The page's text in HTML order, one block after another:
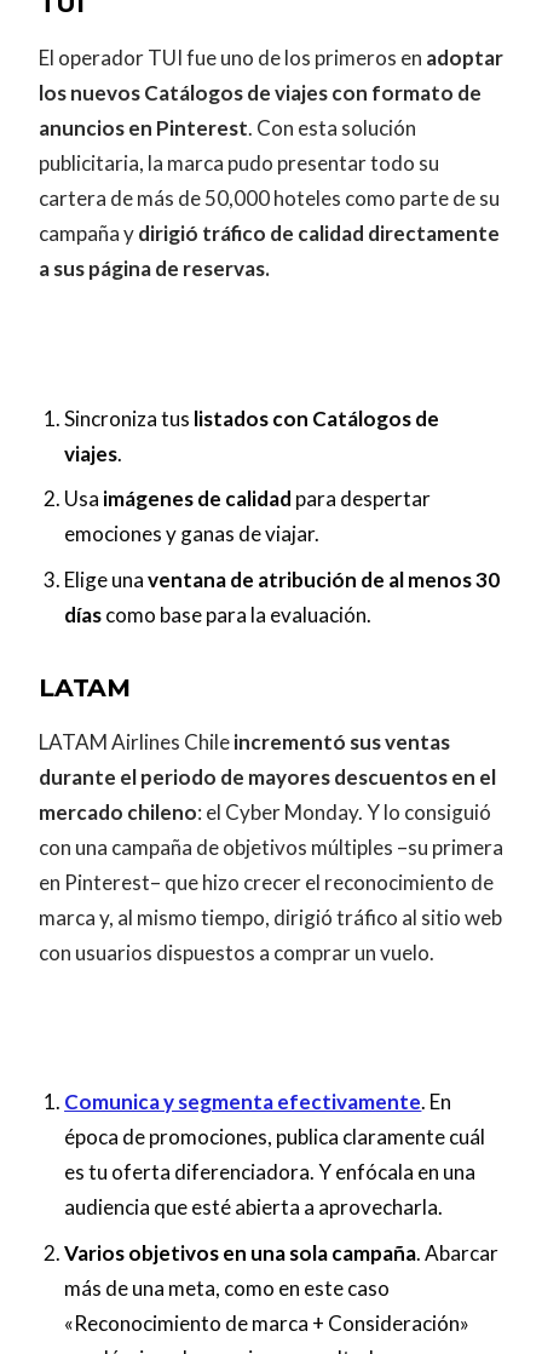
El operador TUI fue uno de los primeros en adoptar
los nuevos Catálogos de viajes con formato de
anuncios en Pinterest. Con esta solución
publicitaria, la marca pudo presentar todo su
cartera de más de 50,000 hoteles como parte de su
campaña ydirigió tráfico de calidad directamente
a sus página de reservas.
Sincroniza tus listados con Catálogos de
viajes.
Usa imágenes de calidad para despertar
emociones y ganas de viajar.
Elige unaventana de atribución de al menos 30
díascomo base para la evaluación.
LATAM
LATAM Airlines Chileincrementó sus ventas
durante el periodo de mayores descuentos en el
mercado chileno: el Cyber Monday. Y lo consiguió
con una campaña de objetivos múltiples –su primera
en Pinterest– que hizo crecer el reconocimiento de
marca y, al mismo tiempo, dirigió tráfico al sitio web
con usuarios dispuestos a comprar un vuelo.
Comunica y segmenta efectivamente. En
época de promociones, publica claramente cuál
es tu oferta diferenciadora. Y enfócala en una
audiencia que esté abierta a aprovecharla.
Varios objetivos en una sola campaña. Abarcar
más de una meta, como en este caso
«Reconocimiento de marca + Consideración»